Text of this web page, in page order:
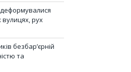
вулицях, рух
безбар’єрній
та